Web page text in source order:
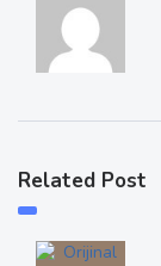
Related Post